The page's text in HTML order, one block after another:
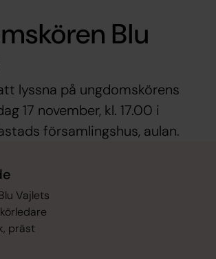
Blu
lyssna på ungdomskörens
17 november, kl. 17.00 i
församlingshus, aulan.
Vajlets
präst